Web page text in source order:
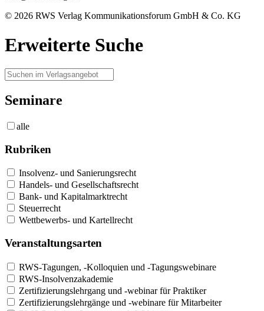
© 2026 RWS Verlag Kommunikationsforum GmbH & Co. KG
Erweiterte Suche
Seminare
alle
Rubriken
Insolvenz- und Sanierungsrecht
Handels- und Gesellschaftsrecht
Bank- und Kapitalmarktrecht
Steuerrecht
Wettbewerbs- und Kartellrecht
Veranstaltungsarten
RWS-Tagungen, -Kolloquien und -Tagungswebinare
RWS-Insolvenzakademie
Zertifizierungslehrgang und -webinar für Praktiker
Zertifizierungslehrgänge und -webinare für Mitarbeiter